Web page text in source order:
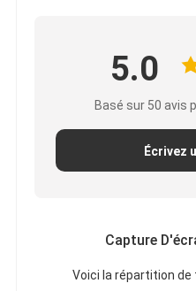
Ruban adhésif de film de
Ruban adhésif de papier
L'aluminium a fait face
Tissu de fibre de verre
5.0
Basé sur 50 avis
Écrivez
Capture
Voici la répartition